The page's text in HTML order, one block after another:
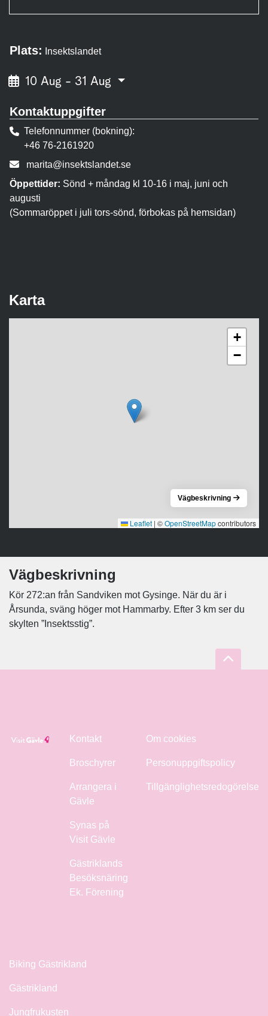
Plats: Insektslandet
10 Aug - 31 Aug
Kontaktuppgifter
Telefonnummer (bokning)
+46 76-2161920
E-post:
marita@insektslandet.se
Öppettider: Sönd + måndag kl 10-16 i maj, juni och
augusti
(Sommaröppet i juli tors-sönd, förbokas på hemsidan)
Karta
+
−
Leaflet | ©OpenStreetMapcontributors
Vägbeskrivning
Vägbeskrivning
Kör 272:an från Sandviken mot Gysinge. När du är i
Årsunda, sväng höger mot Hammarby. Efter 3 km ser du
skylten ”Insektsstig”.
Kontakt
Broschyrer
Arrangera i
Gävle
Synas på
Visit Gävle
Gästriklands
Besöksnäring
Ek. Förening
Om cookies
Personuppgiftspolicy
Tillgänglighetsredogörelse
Biking Gästrikland
Gästrikland
Jungfrukusten